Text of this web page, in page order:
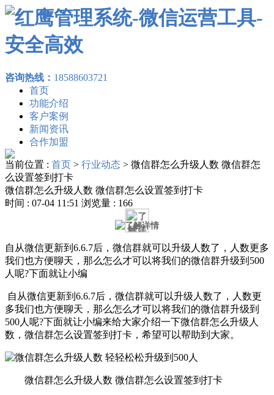
咨询热线： 18588603721
首页
功能介绍
客户案例
新闻资讯
合作加盟
当前位置 : 首页 > 行业动态 > 微信群怎么升级人数 微信群怎
么设置签到打卡
微信群怎么升级人数 微信群怎么设置签到打卡
时间 : 07-04 11:51 浏览量 : 166
自从微信更新到6.6.7后，微信群就可以升级人数了，人数更多
我们也方便聊天，那么怎么才可以将我们的微信群升级到500
人呢?下面就让小编
自从微信更新到6.6.7后，微信群就可以升级人数了，人数更
多我们也方便聊天，那么怎么才可以将我们的微信群升级到
500人呢?下面就让小编来给大家介绍一下微信群怎么升级人
数，微信群怎么设置签到打卡，希望可以帮助到大家。
微信群怎么升级人数 微信群怎么设置签到打卡